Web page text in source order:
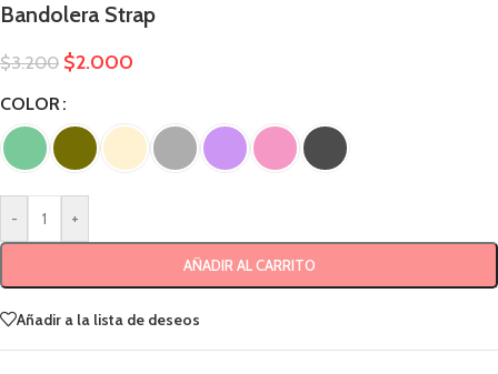
Bandolera Strap
$3.200 $2.000
COLOR
- +
AÑADIR AL CARRITO
Añadir a la lista de deseos